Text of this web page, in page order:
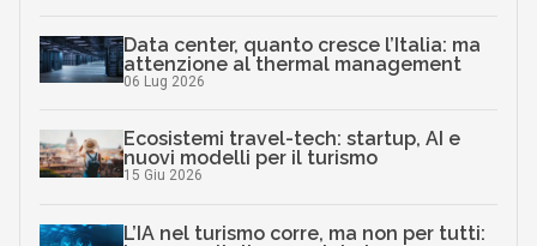
Data center, quanto cresce l’Italia: ma
attenzione al thermal management
06 Lug 2026
Ecosistemi travel-tech: startup, AI e
nuovi modelli per il turismo
15 Giu 2026
L’IA nel turismo corre, ma non per tutti: